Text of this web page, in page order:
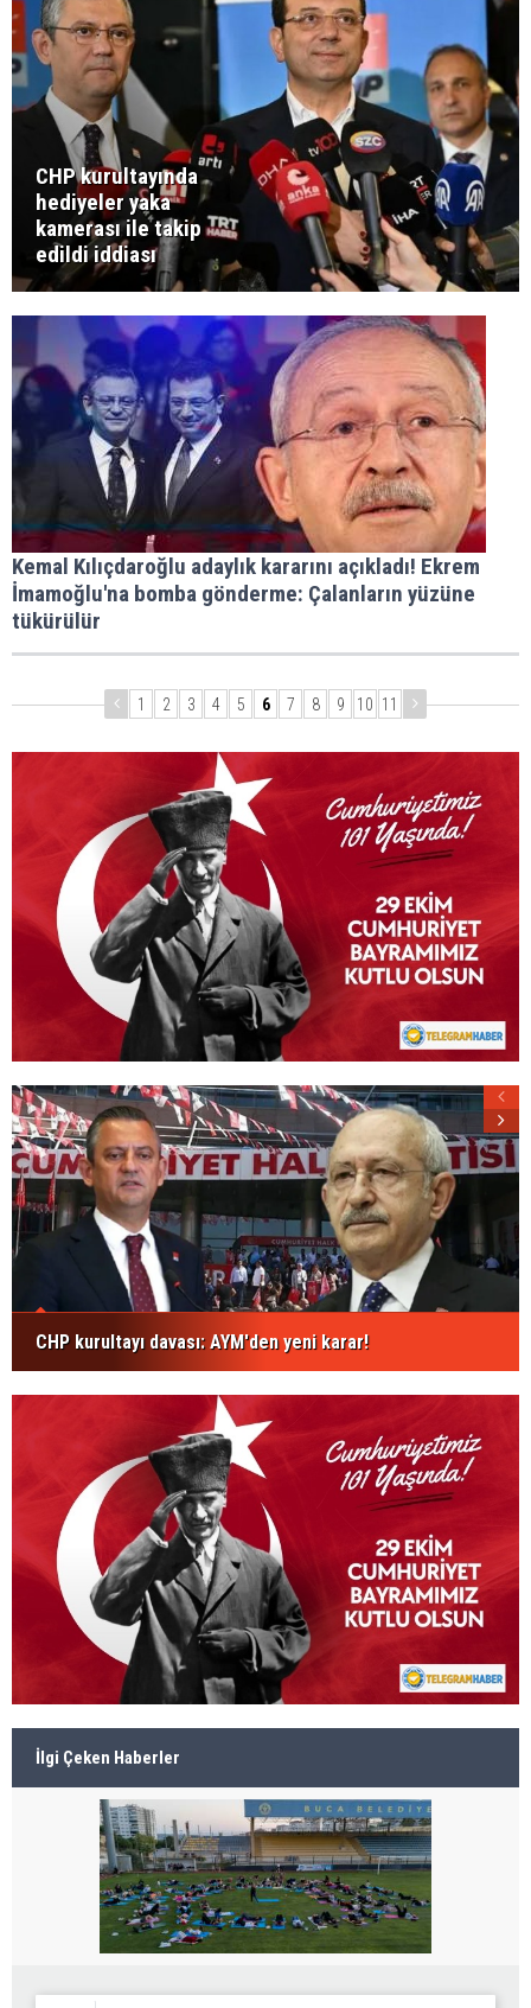
CHP kurultayında
hediyeler yaka
kamerası ile takip
edildi iddiası
Kemal Kılıçdaroğlu adaylık kararını açıkladı! Ekrem
İmamoğlu'na bomba gönderme: Çalanların yüzüne
tükürülür
1 2 3 4 5 6 7 8 9 10 11
CHP kurultayı davası: AYM'den yeni karar!
İlgi Çeken Haberler